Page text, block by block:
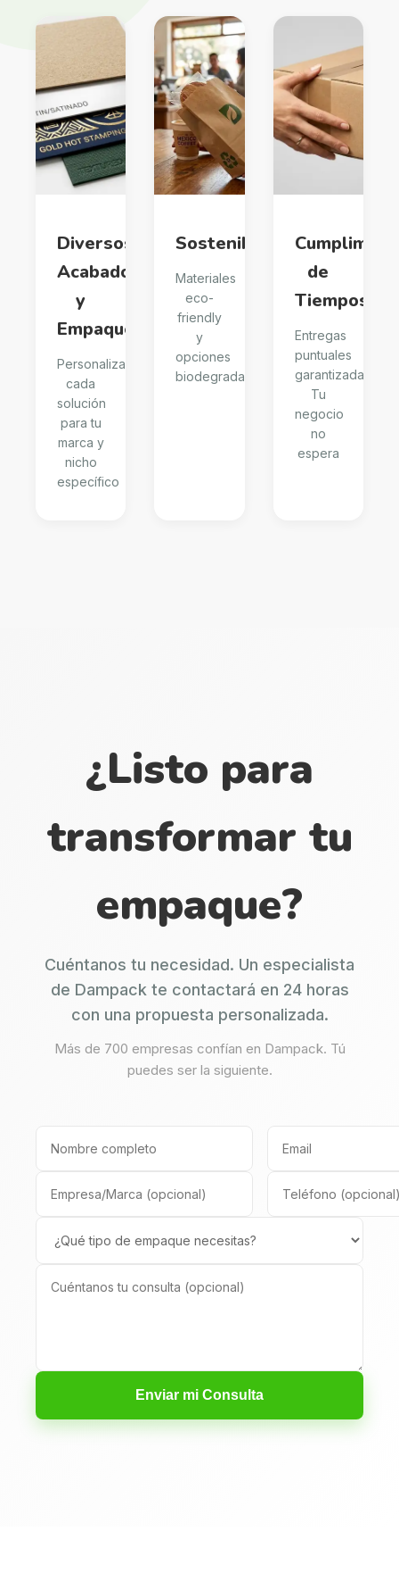
Diversos
Acabados
y
Empaques
Personalizamos
cada
solución
para tu
marca y
nicho
específico
Sostenibilidad
Materiales
eco-
friendly
y
opciones
biodegradables
de
Tiempos
Entregas
puntuales
garantizadas.
Tu
negocio
no
espera
¿Listo para
transformar tu
empaque?
Cuéntanos tu necesidad. Un especialista
de Dampack te contactará en 24 horas
con una propuesta personalizada.
Más de 700 empresas confían en Dampack. Tú
puedes ser la siguiente.
Enviar mi Consulta